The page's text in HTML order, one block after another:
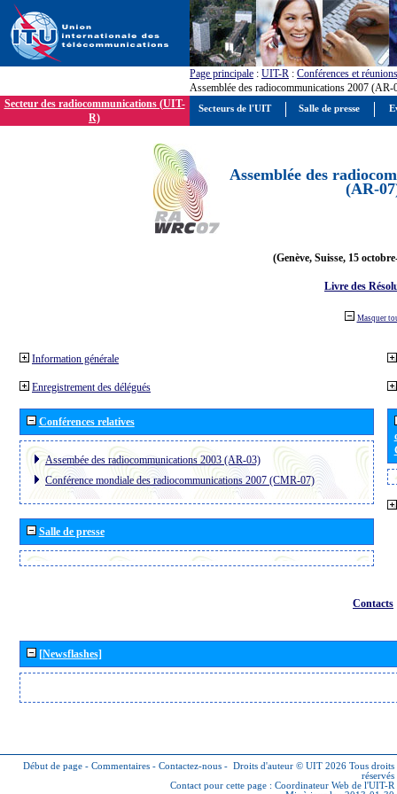
Page principale : UIT-R : Conférences et réunions
Assemblée des radiocommunications 2007 (AR-
Secteur des radiocommunications (UIT-
R)
Assemblée des
(AR-
(Genève, Suisse, 15
Livre des
Masquer
Information générale
Enregistrement des délégués
Conférences relatives
Assembée des radiocommunications 2003 (AR-03)
Conférence mondiale des radiocommunications 2007 (CMR-07)
Salle de presse
Contacts
[Newsflashes]
Début de page - Commentaires - Contactez-nous - Droits d'auteur © UIT 2026 Tous droits
réservés
Contact pour cette page : Coordinateur Web de l'UIT-R
Secteurs de l'UIT Salle de presse